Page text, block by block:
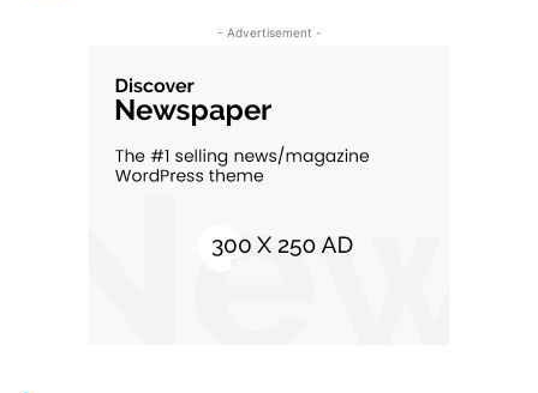
- Advertisement -